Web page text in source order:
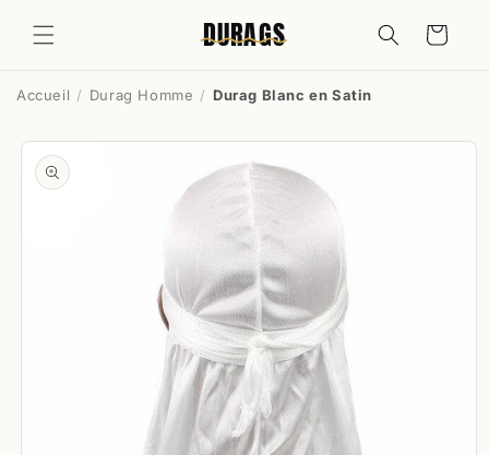
passer
au
DURAGS Panier
Accueil Durag Homme Durag Blanc en Satin
Passer aux
informations
produits